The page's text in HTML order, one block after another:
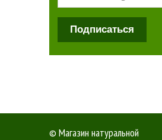
Подписаться
© Магазин натуральной